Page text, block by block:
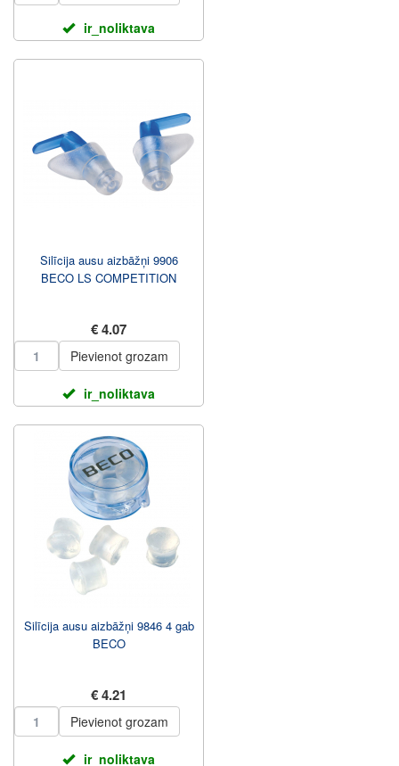
ir_noliktava
Silīcija ausu aizbāžņi 9906
BECO LS COMPETITION
€ 4.07
Pievienot grozam
ir_noliktava
Silīcija ausu aizbāžņi 9846 4 gab
BECO
€ 4.21
Pievienot grozam
ir_noliktava